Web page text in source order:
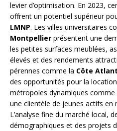
levier d’optimisation. En 2023,
offrent un potentiel supérieur
LMNP. Les villes universitaires
Montpellier présentent une
les petites surfaces meublées,
élevés et des rendements
pérennes comme la Côte
des opportunités pour la
métropoles dynamiques comme
une clientèle de jeunes actifs en
L’analyse fine du marché local,
démographiques et des projets